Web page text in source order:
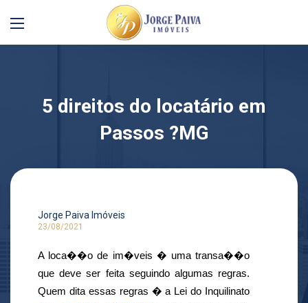
5 direitos do locatário em
Passos ?MG
Jorge Paiva Imóveis
23/08/2021
A loca��o de im�veis � uma transa��o
que deve ser feita seguindo algumas regras.
Quem dita essas regras � a Lei do Inquilinato